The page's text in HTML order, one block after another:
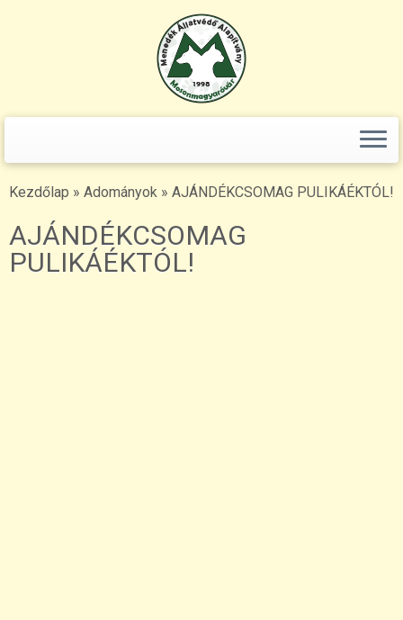
to
Kezdőlap » Adományok » AJÁNDÉKCSOMAG PULIKÁÉKTÓL!
AJÁNDÉKCSOMAG
PULIKÁÉKTÓL!